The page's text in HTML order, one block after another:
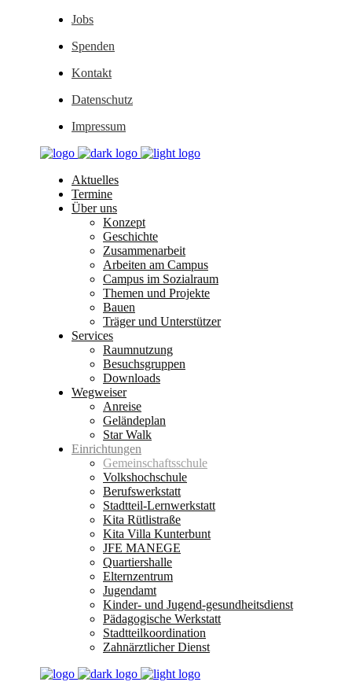
Jobs
Spenden
Kontakt
Datenschutz
Impressum
Aktuelles
Termine
Über uns
Konzept
Geschichte
Zusammenarbeit
Arbeiten am Campus
Campus im Sozialraum
Themen und Projekte
Bauen
Träger und Unterstützer
Services
Raumnutzung
Besuchsgruppen
Downloads
Wegweiser
Anreise
Geländeplan
Star Walk
Einrichtungen
Gemeinschaftsschule
Volkshochschule
Berufswerkstatt
Stadtteil-Lernwerkstatt
Kita Rütlistraße
Kita Villa Kunterbunt
JFE MANEGE
Quartiershalle
Elternzentrum
Jugendamt
Kinder- und Jugend-gesundheitsdienst
Pädagogische Werkstatt
Stadtteilkoordination
Zahnärztlicher Dienst